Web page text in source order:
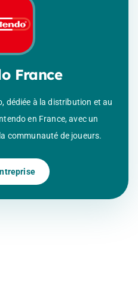
France
dédiée à la distribution et au
en France, avec un
communauté de joueurs.